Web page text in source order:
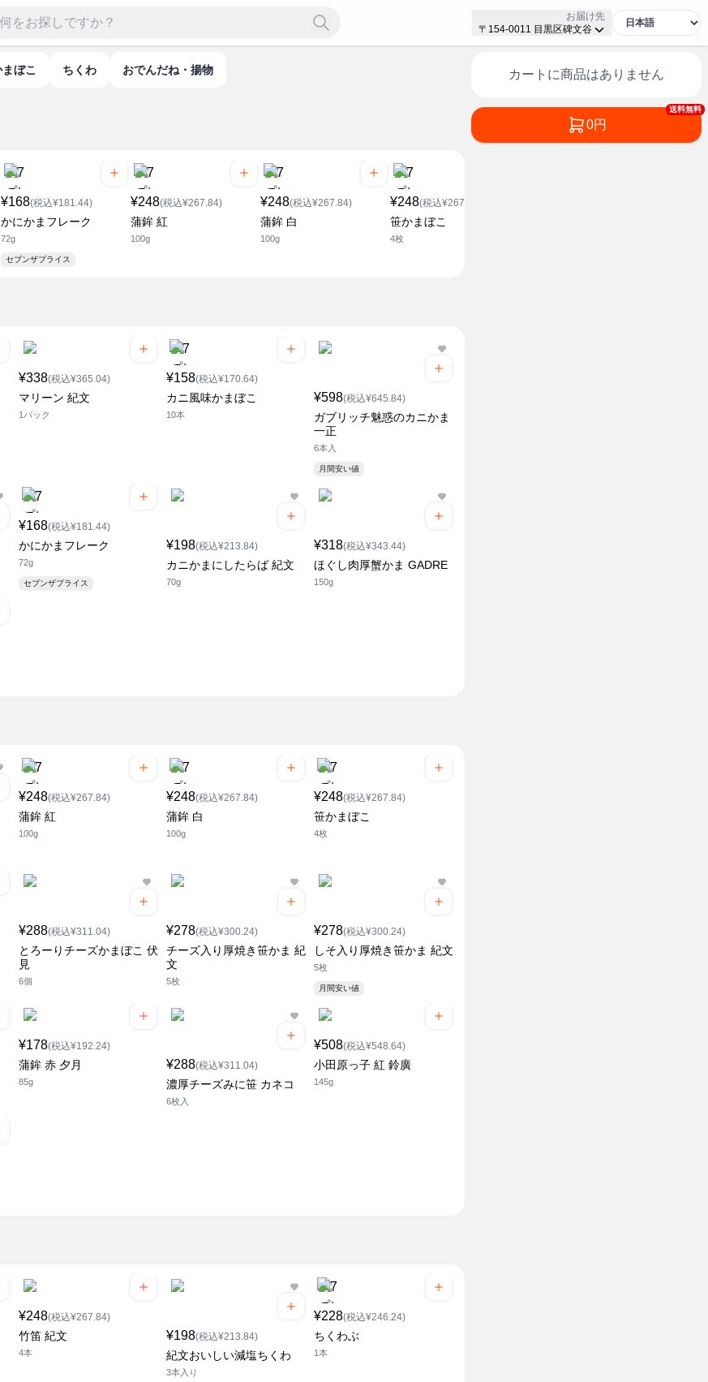
お届け先
〒154-0011 目黒区碑文谷
かまぼこ ちくわ おでんだね・揚物
¥168(税込¥181.44)
かにかまフレーク
72g
セブンザプライス
¥248(税込¥267.84)
蒲鉾 紅
100g
¥248(税込¥267.84)
蒲鉾 白
100g
¥248(税込¥267.84)
笹かまぼこ
4枚
¥338(税込¥365.04)
マリーン 紀文
1パック
¥158(税込¥170.64)
カニ風味かまぼこ
10本
¥598(税込¥645.84)
ガブリッチ魅惑のカニかま
一正
6本入
月間安い値
¥168(税込¥181.44)
かにかまフレーク
72g
セブンザプライス
¥198(税込¥213.84)
カニかまにしたらば 紀文
70g
¥318(税込¥343.44)
ほぐし肉厚蟹かま GADRE
150g
¥248(税込¥267.84)
蒲鉾 紅
100g
¥248(税込¥267.84)
蒲鉾 白
100g
¥248(税込¥267.84)
笹かまぼこ
4枚
¥288(税込¥311.04)
とろーりチーズかまぼこ 伏
見
6個
¥278(税込¥300.24)
チーズ入り厚焼き笹かま 紀
文
5枚
¥278(税込¥300.24)
しそ入り厚焼き笹かま 紀文
5枚
月間安い値
¥178(税込¥192.24)
蒲鉾 赤 夕月
85g
¥288(税込¥311.04)
濃厚チーズみに笹 カネコ
6枚入
¥508(税込¥548.64)
小田原っ子 紅 鈴廣
145g
¥248(税込¥267.84)
竹笛 紀文
4本
¥198(税込¥213.84)
紀文おいしい減塩ちくわ
3本入り
¥228(税込¥246.24)
ちくわぶ
1本
カートに商品はありません
送料無料
0円